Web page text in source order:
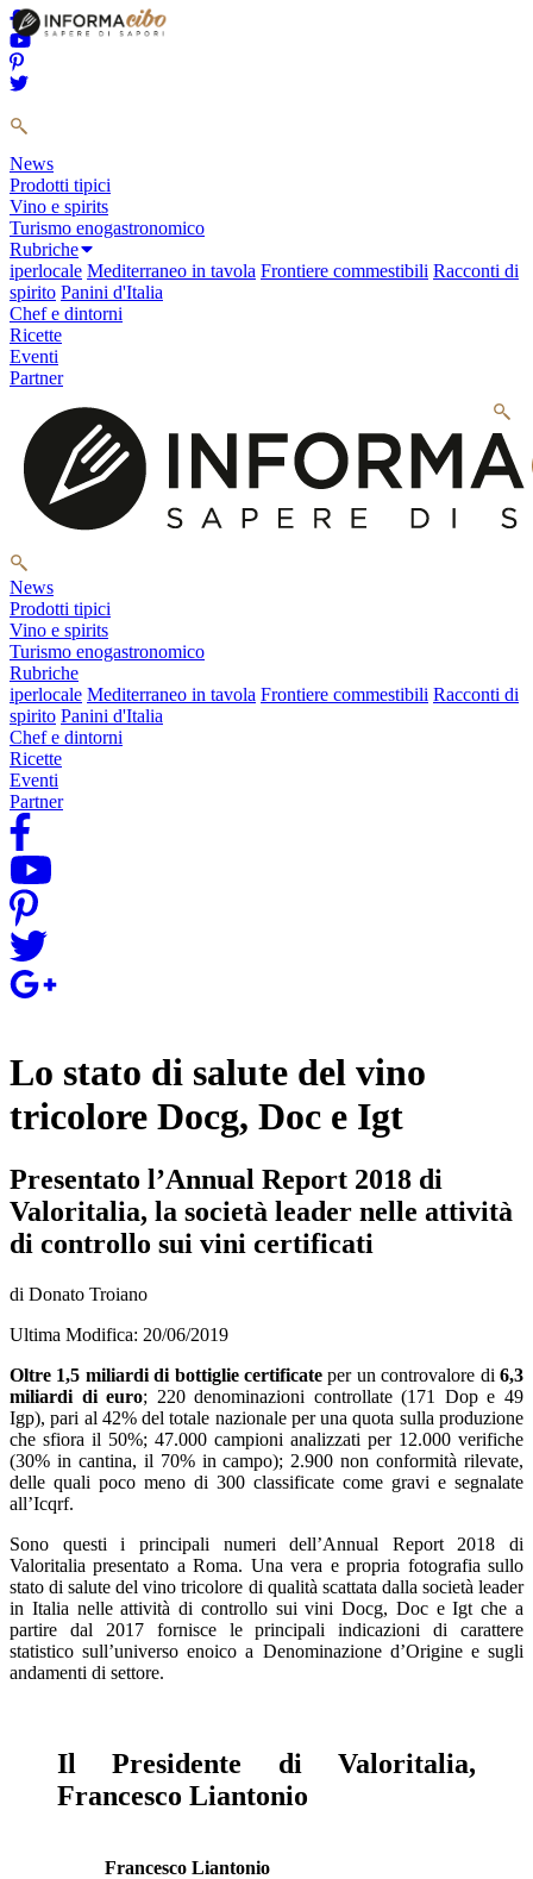
News
Prodotti tipici
Vino e spirits
Turismo enogastronomico
Rubriche
iperlocale Mediterraneo in tavola Frontiere commestibili Racconti di
spirito Panini d'Italia
Chef e dintorni
Ricette
Eventi
Partner
News
Prodotti tipici
Vino e spirits
Turismo enogastronomico
Rubriche
iperlocale Mediterraneo in tavola Frontiere commestibili Racconti di
spirito Panini d'Italia
Chef e dintorni
Ricette
Eventi
Partner
Lo stato di salute del vino
tricolore Docg, Doc e Igt
Presentato l’Annual Report 2018 di
Valoritalia, la società leader nelle attività
di controllo sui vini certificati
di Donato Troiano
Ultima Modifica: 20/06/2019
Oltre 1,5 miliardi di bottiglie certificateper un controvalore di6,3
miliardi di euro; 220 denominazioni controllate (171 Dop e 49
Igp), pari al 42% del totale nazionale per una quota sulla produzione
che sfiora il 50%; 47.000 campioni analizzati per 12.000 verifiche
(30% in cantina, il 70% in campo); 2.900 non conformità rilevate,
delle quali poco meno di 300 classificate come gravi e segnalate
all’Icqrf.
Sono questi i principali numeri dell’Annual Report 2018 di
Valoritalia presentato a Roma. Una vera e propria fotografia sullo
stato di salute del vino tricolore di qualità scattata dalla società leader
in Italia nelle attività di controllo sui vini Docg, Doc e Igt che a
partire dal 2017 fornisce le principali indicazioni di carattere
statistico sull’universo enoico a Denominazione d’Origine e sugli
andamenti di settore.
Il Presidente di Valoritalia,
Francesco Liantonio
Francesco Liantonio